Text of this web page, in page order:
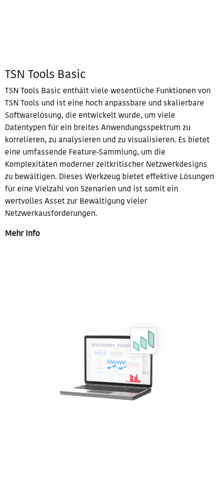
TSN Tools Basic
TSN Tools Basic enthält viele wesentliche Funktionen von
TSN Tools und ist eine hoch anpassbare und skalierbare
Softwarelösung, die entwickelt wurde, um viele
Datentypen für ein breites Anwendungsspektrum zu
korrelieren, zu analysieren und zu visualisieren. Es bietet
eine umfassende Feature-Sammlung, um die
Komplexitäten moderner zeitkritischer Netzwerkdesigns
zu bewältigen. Dieses Werkzeug bietet effektive Lösungen
für eine Vielzahl von Szenarien und ist somit ein
wertvolles Asset zur Bewältigung vieler
Netzwerkausforderungen.
Mehr Info